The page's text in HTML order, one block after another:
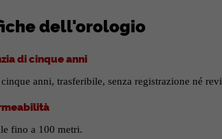
dell'orologio
di cinque anni
anni, trasferibile, senza registrazione né
fino a 100 metri.